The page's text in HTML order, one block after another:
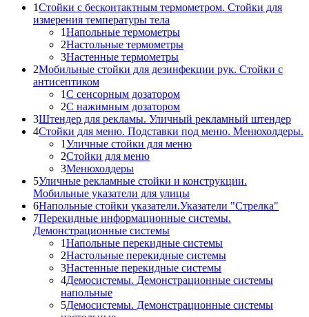
1Стойки с бесконтактным термометром. Стойки для
измерения температуры тела
1Напольные термометры
2Настольные термометры
3Настенные термометры
2Мобильные стойки для дезинфекции рук. Стойки с
антисептиком
1С сенсорным дозатором
2С нажимным дозатором
3Штендер для рекламы. Уличный рекламный штендер
4Стойки для меню. Подставки под меню. Менюхолдеры.
1Уличные стойки для меню
2Стойки для меню
3Менюхолдеры
5Уличные рекламные стойки и конструкции.
Мобильные указатели для улицы
6Напольные стойки указатели.Указатели "Стрелка"
7Перекидные информационные системы.
Демонстрационные системы
1Напольные перекидные системы
2Настольные перекидные системы
3Настенные перекидные системы
4Демосистемы. Демонстрационные системы
напольные
5Демосистемы. Демонстрационные системы